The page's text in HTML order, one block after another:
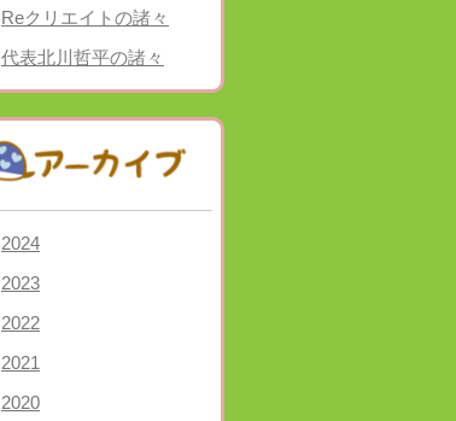
Reクリエイトの諸々
代表北川哲平の諸々
2024
2023
2022
2021
2020